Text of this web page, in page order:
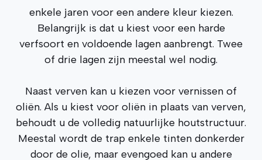
enkele jaren voor een andere kleur kiezen.
Belangrijk is dat u kiest voor een harde
verfsoort en voldoende lagen aanbrengt. Twee
of drie lagen zijn meestal wel nodig.
Naast verven kan u kiezen voor vernissen of
oliën. Als u kiest voor oliën in plaats van verven,
behoudt u de volledig natuurlijke houtstructuur.
Meestal wordt de trap enkele tinten donkerder
door de olie, maar evengoed kan u andere